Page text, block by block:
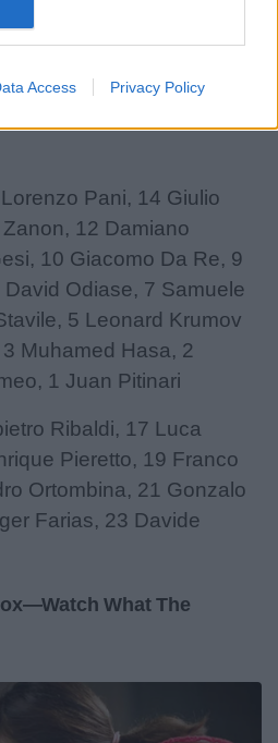
Access Privacy Policy
17 Nika
Kervalishvili, 21 Giorgi
Pani, 14 Giulio
12 Damiano
10 Giacomo Da Re, 9
Odiase, 7 Samuele
5 Leonard Krumov
Muhamed Hasa, 2
1 Juan Pitinari
Ribaldi, 17 Luca
Pieretto, 19 Franco
Ortombina, 21 Gonzalo
Farias, 23 Davide